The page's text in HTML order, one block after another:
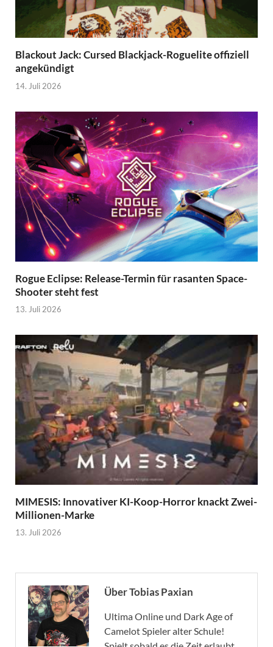
Blackout Jack: Cursed Blackjack-Roguelite offiziell
angekündigt
14. Juli 2026
Rogue Eclipse: Release-Termin für rasanten Space-
Shooter steht fest
13. Juli 2026
MIMESIS: Innovativer KI-Koop-Horror knackt Zwei-
Millionen-Marke
13. Juli 2026
Über Tobias Paxian
Ultima Online und Dark Age of
Camelot Spieler alter Schule!